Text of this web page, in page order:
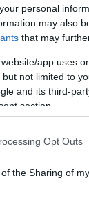
personal
may also
that may
app uses
not limited to
and its third-
section.
Opt Outs
the Sharing of
22 ΜΑΪ́ΟΥ 2023/
Summer
12 ετών
ΚΕΡΚΥΡΑ. Ο ΝΑΟΚ
εκατοντάδες